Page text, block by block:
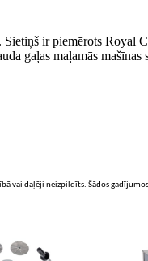
Sietiņš ir piemērots Royal
gaļas maļamās mašīnas
vai daļēji neizpildīts. Šādos